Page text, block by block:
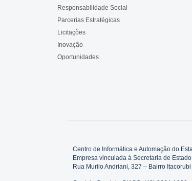
Responsabilidade Social
Parcerias Estratégicas
Licitações
Inovação
Oportunidades
Centro de Informática e Automação do
Empresa vinculada à Secretaria de
Rua Murilo Andriani, 327 – Bairro